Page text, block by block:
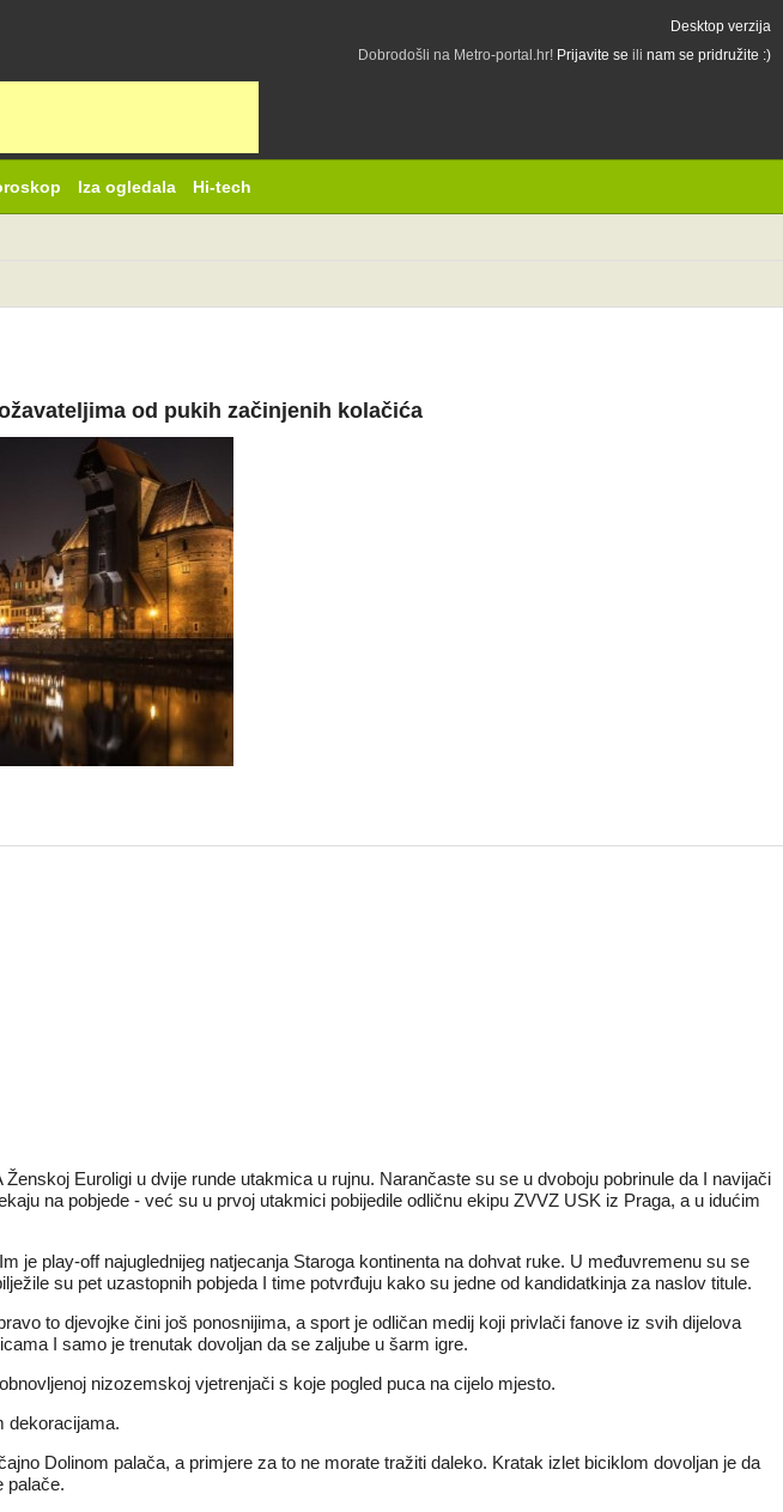
Desktop verzija
Dobrodošli na Metro-portal.hr! Prijavite se ili nam se pridružite :)
Iza ogledala Hi-tech
od pukih začinjenih kolačića
Euroligi u dvije runde utakmica u rujnu. Narančaste su se u dvoboju pobrinule da I navijači
na pobjede - već su u prvoj utakmici pobijedile odličnu ekipu ZVVZ USK iz Praga, a u idućim
play-off najuglednijeg natjecanja Staroga kontinenta na dohvat ruke. U međuvremenu su se
su pet uzastopnih pobjeda I time potvrđuju kako su jedne od kandidatkinja za naslov titule.
to djevojke čini još ponosnijima, a sport je odličan medij koji privlači fanove iz svih dijelova
I samo je trenutak dovoljan da se zaljube u šarm igre.
nizozemskoj vjetrenjači s koje pogled puca na cijelo mjesto.
dekoracijama.
Dolinom palača, a primjere za to ne morate tražiti daleko. Kratak izlet biciklom dovoljan je da
palače.